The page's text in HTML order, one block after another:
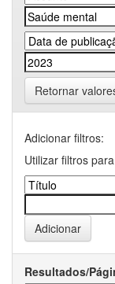
Retornar
Adicionar filtros:
Utilizar filtros
Resultados/